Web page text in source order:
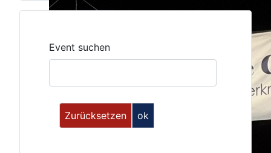
Event suchen